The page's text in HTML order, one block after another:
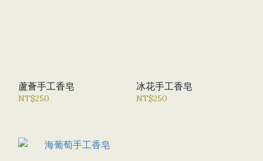
蘆薈手工香皂
NT$250
冰花手工香皂
NT$250